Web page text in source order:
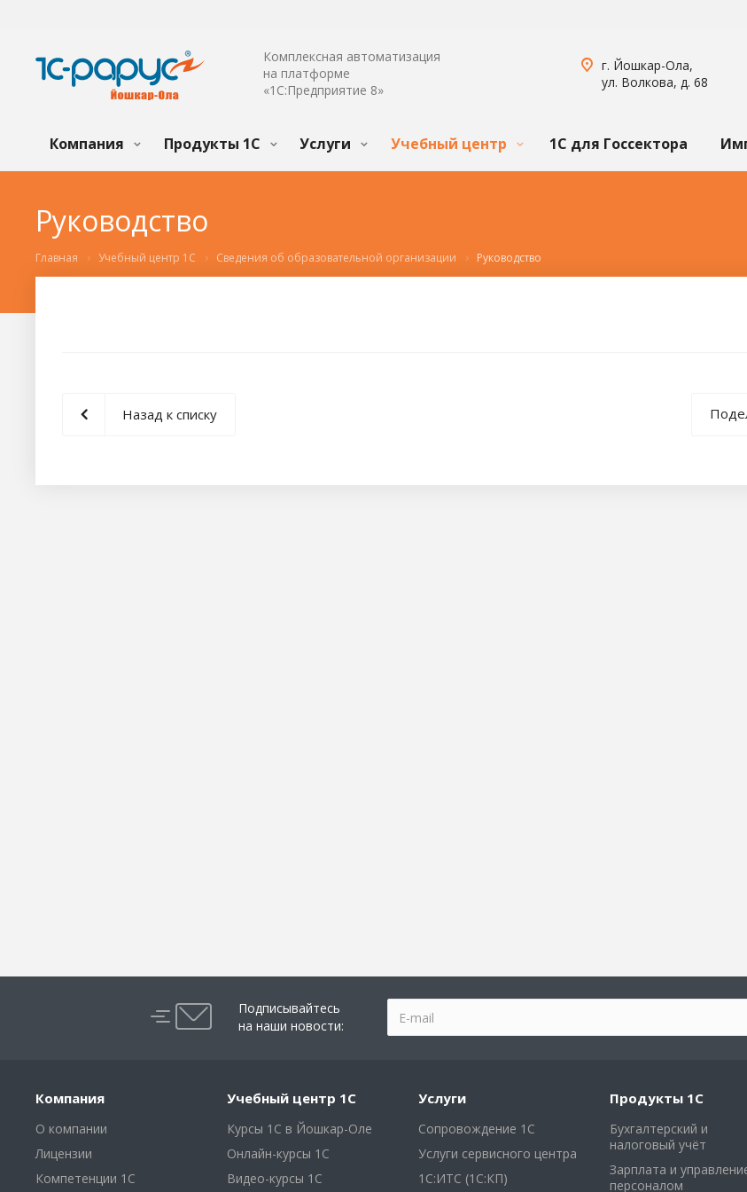
Комплексная автоматизация
на платформе
«1С:Предприятие 8»
г. Йошкар-Ола,
ул. Волкова, д. 68
Компания Продукты 1С Услуги Учебный центр 1С для Госсектора
Руководство
Главная Учебный центр 1С Сведения об образовательной организации Руководство
Назад к списку
Подписывайтесь
на наши новости:
Компания
О компании
Лицензии
Компетенции 1С
Учебный центр 1С
Курсы 1С в Йошкар-Оле
Онлайн-курсы 1С
Видео-курсы 1С
Услуги
Сопровождение 1С
Услуги сервисного центра
1С:ИТС (1С:КП)
Продукты 1С
Бухгалтерский и
налоговый учёт
Зарплата и
персоналом